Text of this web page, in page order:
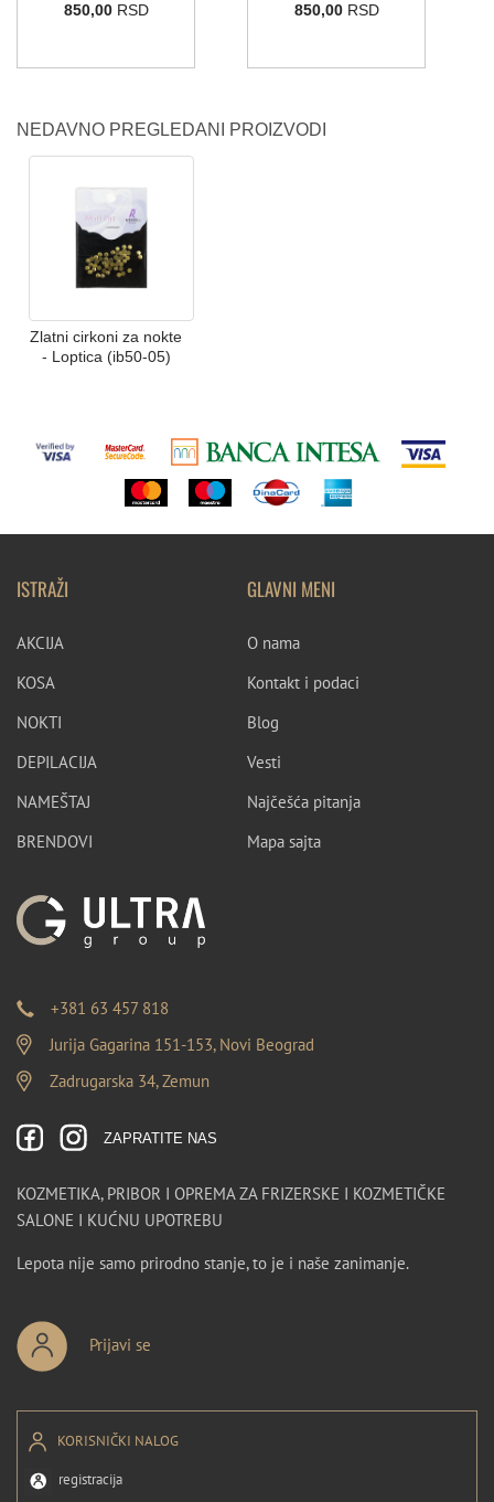
850,00RSD 850,00RSD
NEDAVNO PREGLEDANI PROIZVODI
Zlatni cirkoni za nokte
- Loptica (ib50-05)
ISTRAŽI
AKCIJA
KOSA
NOKTI
DEPILACIJA
NAMEŠTAJ
BRENDOVI
GLAVNI MENI
O nama
Kontakt i podaci
Blog
Vesti
Najčešća pitanja
Mapa sajta
+381 63 457 818
Jurija Gagarina 151-153, Novi Beograd
Zadrugarska 34, Zemun
ZAPRATITE NAS
KOZMETIKA, PRIBOR I OPREMA ZA FRIZERSKE I KOZMETIČKE
SALONE I KUĆNU UPOTREBU
Lepota nije samo prirodno stanje, to je i naše zanimanje.
Prijavi se
KORISNIČKI NALOG
registracija